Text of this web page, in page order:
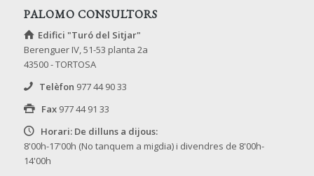
PALOMO CONSULTORS
Edifici "Turó del Sitjar"
Berenguer IV, 51-53 planta 2a
43500 - TORTOSA
Telèfon 977 44 90 33
Fax 977 44 91 33
Horari: De dilluns a dijous:
8'00h-17'00h (No tanquem a migdia) i divendres de 8'00h-
14'00h